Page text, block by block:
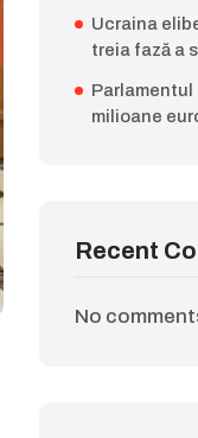
Ucraina
treia fază a
Parlamentul
milioane
Recent
No